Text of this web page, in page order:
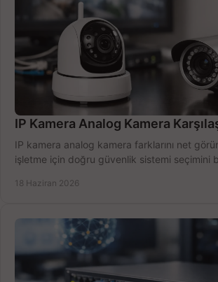
IP Kamera Analog Kamera
IP kamera analog kamera farklarını net
işletme için doğru güvenlik sistemi seçimini
18 Haziran 2026